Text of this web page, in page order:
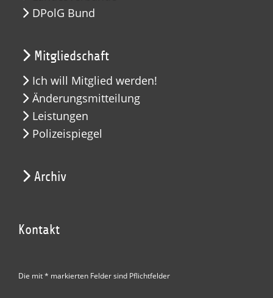
DPolG Bund
Mitgliedschaft
Ich will Mitglied werden!
Änderungsmitteilung
Leistungen
Polizeispiegel
Archiv
Kontakt
Die mit * markierten Felder sind Pflichtfelder